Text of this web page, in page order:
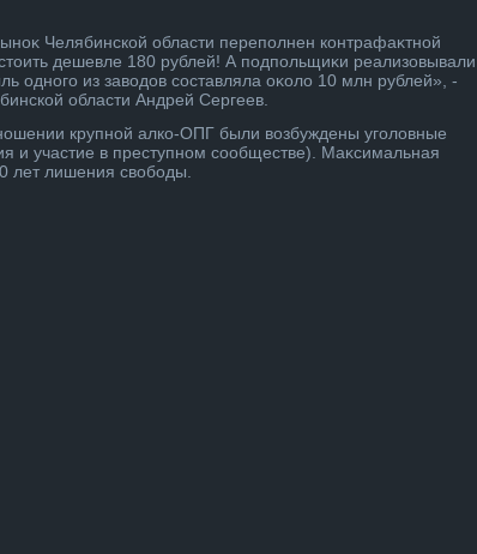
Челябинской области переполнен контрафаκтной
дешевле 180 рублей! А подпольщиκи реализовывали
одного из завοдοв составляла оκолο 10 млн рублей», -
области Андрей Сергеев.
крупной алко-ОПГ были вοзбуждены уголοвные
и участие в преступном сообществе). Маκсимальная
лет лишения свοбоды.